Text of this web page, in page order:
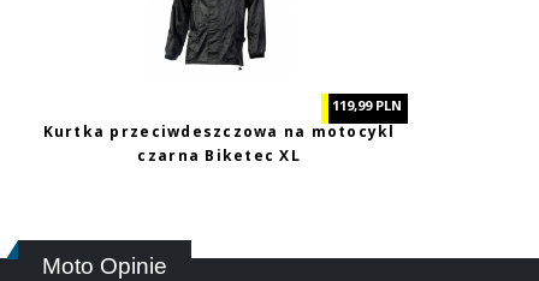
119,99 PLN
Kurtka przeciwdeszczowa na motocykl
czarna Biketec XL
Moto Opinie